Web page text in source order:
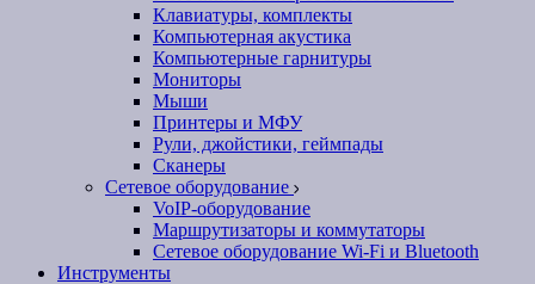
Клавиатуры, комплекты
Компьютерная акустика
Компьютерные гарнитуры
Мониторы
Мыши
Принтеры и МФУ
Рули, джойстики, геймпады
Сканеры
Сетевое оборудование
VoIP-оборудование
Маршрутизаторы и коммутаторы
Сетевое оборудование Wi-Fi и Bluetooth
Инструменты